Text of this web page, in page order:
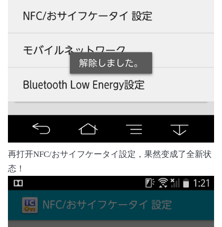
再打开NFC/おサイフケータイ設定，果然变成了全新状
态！